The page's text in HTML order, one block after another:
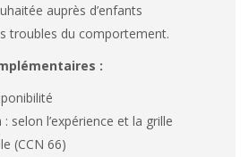
auprès d’enfants
troubles du comportement.
:
selon l’expérience et la grille
(CCN 66)